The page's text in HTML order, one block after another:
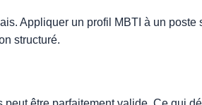
Appliquer un profil MBTI à un
structuré.